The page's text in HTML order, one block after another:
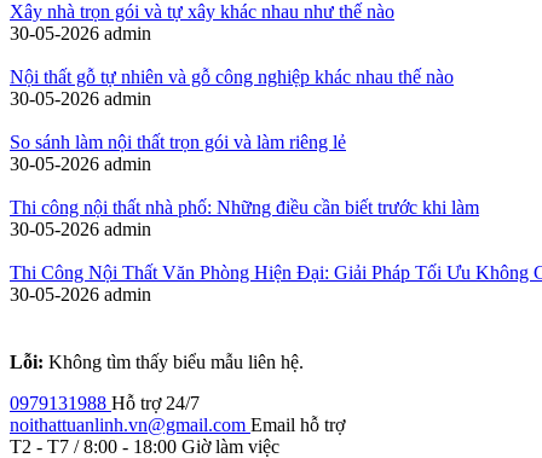
Xây nhà trọn gói và tự xây khác nhau như thế nào
30-05-2026 admin
Nội thất gỗ tự nhiên và gỗ công nghiệp khác nhau thế nào
30-05-2026 admin
So sánh làm nội thất trọn gói và làm riêng lẻ
30-05-2026 admin
Thi công nội thất nhà phố: Những điều cần biết trước khi làm
30-05-2026 admin
Thi Công Nội Thất Văn Phòng Hiện Đại: Giải Pháp Tối Ưu Không
30-05-2026 admin
Lỗi: Không tìm thấy biểu mẫu liên hệ.
0979131988 Hỗ trợ 24/7
noithattuanlinh.vn@gmail.com Email hỗ trợ
T2 - T7 / 8:00 - 18:00 Giờ làm việc